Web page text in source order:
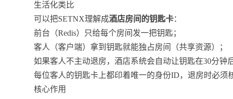
生活化类比
可以把SETNX理解成酒店房间的钥匙卡：
前台（Redis）只给每个房间发一把钥匙；
客人（客户端）拿到钥匙就能独占房间（共享资源）；
如果客人不主动退房，酒店系统会自动让钥匙在30分钟
每位客人的钥匙卡上都印着唯一的身份ID，退房时必须
核心作用